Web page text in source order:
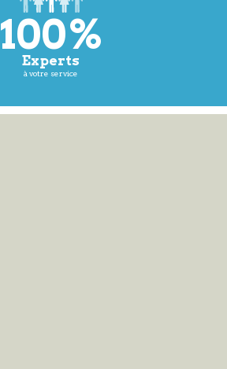
100%
Experts
à votre service